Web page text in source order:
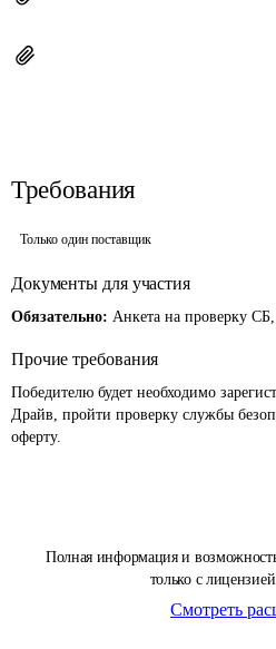
Полная информация и
только с
Смотреть
Требования
Только один поставщик
Документы для участия
Обязательно: Анкета на проверку
Прочие требования
Победителю будет необходимо
Драйв, пройти проверку службы
оферту.